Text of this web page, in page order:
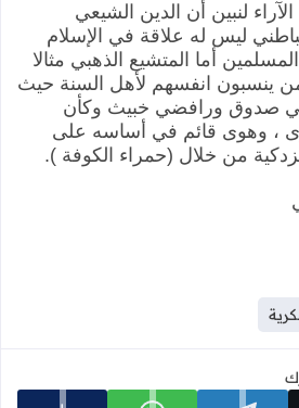
لنبين أن الدين الشيعي
ليس له علاقة في الإسلام
أما المتشيع الذهبي مثالا
ينسبون انفسهم لأهل السنة حيث
صدوق ورافضي خبيث وكأن
، وهوى قائم في أساسه على
من خلال (حمراء الكوفة ).